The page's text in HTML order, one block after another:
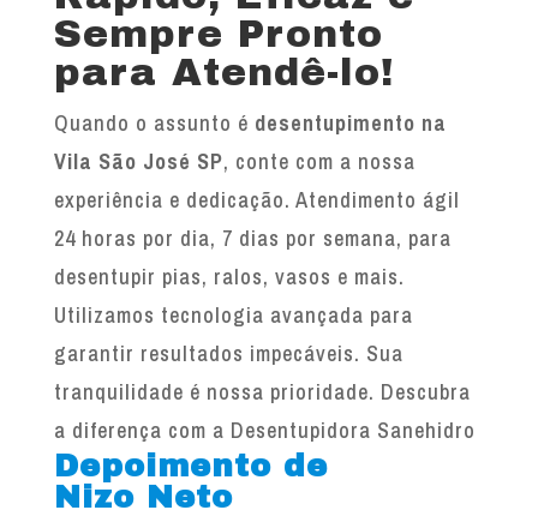
Sempre Pronto
para Atendê-lo!
Quando o assunto é desentupimento na
Vila São José SP, conte com a nossa
experiência e dedicação. Atendimento ágil
24 horas por dia, 7 dias por semana, para
desentupir pias, ralos, vasos e mais.
Utilizamos tecnologia avançada para
garantir resultados impecáveis. Sua
tranquilidade é nossa prioridade. Descubra
a diferença com a Desentupidora Sanehidro
Depoimento de
Nizo Neto